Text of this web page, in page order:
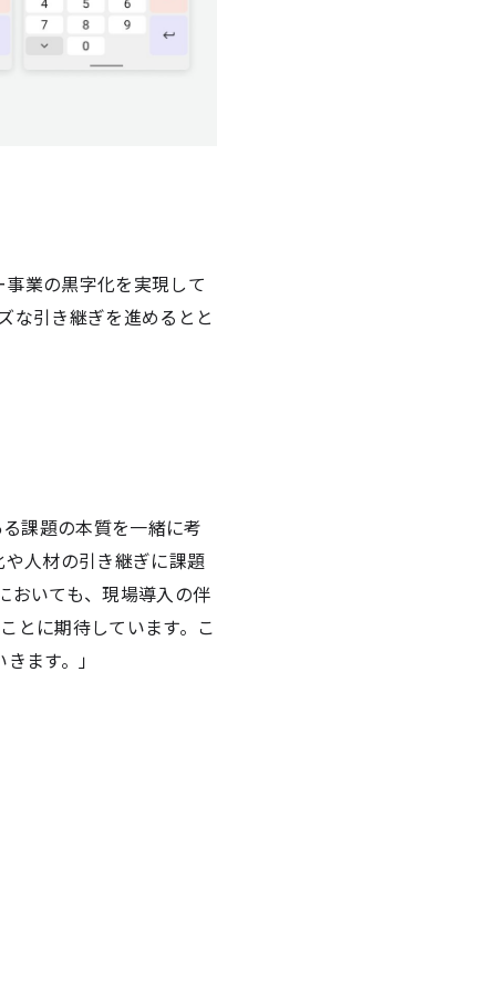
業の黒字化を実現して
な引き継ぎを進めるとと
課題の本質を一緒に考
人材の引き継ぎに課題
おいても、現場導入の伴
とに期待しています。こ
ます。」